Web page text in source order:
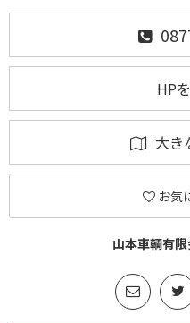
HP
大き
お気
山本車輌有